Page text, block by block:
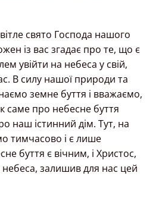
свято Господа нашого
із вас згадає про те, що є
увійти на небеса у свій,
В силу нашої природи та
земне буття і вважаємо,
саме про небесне буття
наш істинний дім. Тут, на
тимчасово і є лише
буття є вічним, і Христос,
залишив для нас цей